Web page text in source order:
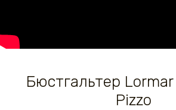
Бюстгальтер
Pizzo